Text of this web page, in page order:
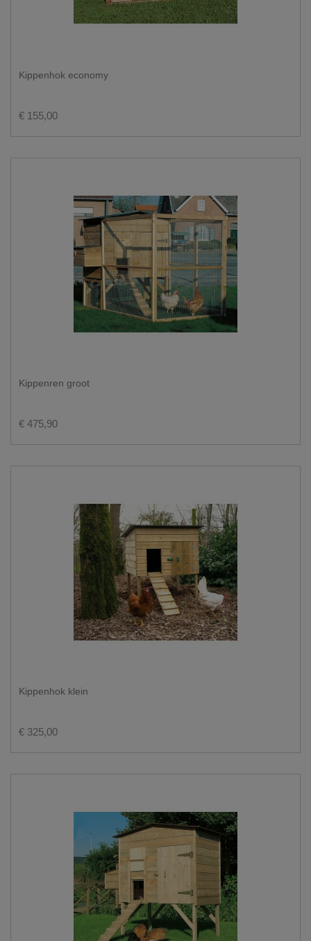
Kippenhok economy
€ 155,00
Kippenren groot
€ 475,90
Kippenhok klein
€ 325,00